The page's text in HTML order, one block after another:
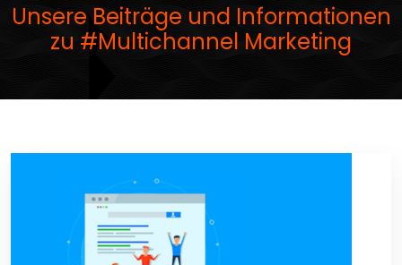
Unsere Beiträge und Informationen
zu #Multichannel Marketing